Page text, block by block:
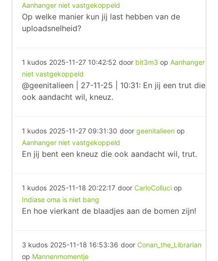
Aanhanger niet vastgekoppeld
Op welke manier kun jij last hebben van de
uploadsnelheid?
1 kudos 2025-11-27 10:42:52 door bit3m3 op Aanhanger
niet vastgekoppeld
@geenitalieen | 27-11-25 | 10:31: En jij een trut die
ook aandacht wil, kneuz.
1 kudos 2025-11-27 09:31:30 door geenitalieen op
Aanhanger niet vastgekoppeld
En jij bent een kneuz die ook aandacht wil, trut.
1 kudos 2025-11-18 20:22:17 door CarloColluci op
Indiase oma is niet bang
En hoe vierkant de blaadjes aan de bomen zijn!
3 kudos 2025-11-18 16:53:36 door Conan_the_Librarian
op Mannenmomentje